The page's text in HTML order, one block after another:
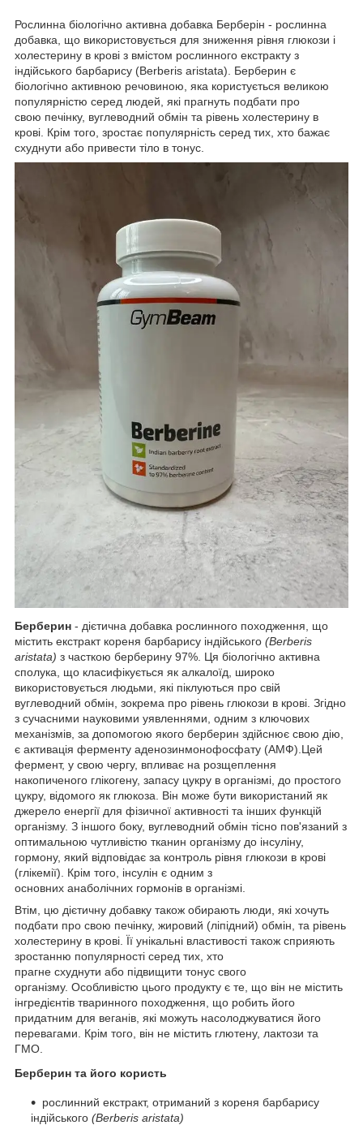
Рослинна біологічно активна добавка Берберін - рослинна
добавка, що використовується для зниження рівня глюкози і
холестерину в крові з вмістом рослинного екстракту з
індійського барбарису (Berberis aristata). Берберин є
біологічно активною речовиною, яка користується великою
популярністю серед людей, які прагнуть подбати про
свою печінку, вуглеводний обмін та рівень холестерину в
крові. Крім того, зростає популярність серед тих, хто бажає
схуднути або привести тіло в тонус.
Берберин - дієтична добавка рослинного походження, що
містить екстракт кореня барбарису індійського (Berberis
aristata) з часткою берберину 97%. Ця біологічно активна
сполука, що класифікується як алкалоїд, широко
використовується людьми, які піклуються про свій
вуглеводний обмін, зокрема про рівень глюкози в крові. Згідно
з сучасними науковими уявленнями, одним з ключових
механізмів, за допомогою якого берберин здійснює свою дію,
є активація ферменту аденозинмонофосфату (АМФ).Цей
фермент, у свою чергу, впливає на розщеплення
накопиченого глікогену, запасу цукру в організмі, до простого
цукру, відомого як глюкоза. Він може бути використаний як
джерело енергії для фізичної активності та інших функцій
організму. З іншого боку, вуглеводний обмін тісно пов'язаний з
оптимальною чутливістю тканин організму до інсуліну,
гормону, який відповідає за контроль рівня глюкози в крові
(глікемії). Крім того, інсулін є одним з
основних анаболічних гормонів в організмі.
Втім, цю дієтичну добавку також обирають люди, які хочуть
подбати про свою печінку, жировий (ліпідний) обмін, та рівень
холестерину в крові. Її унікальні властивості також сприяють
зростанню популярності серед тих, хто
прагне схуднути або підвищити тонус свого
організму. Особливістю цього продукту є те, що він не містить
інгредієнтів тваринного походження, що робить його
придатним для веганів, які можуть насолоджуватися його
перевагами. Крім того, він не містить глютену, лактози та
ГМО.
Берберин та його користь
рослинний екстракт, отриманий з кореня барбарису
індійського (Berberis aristata)